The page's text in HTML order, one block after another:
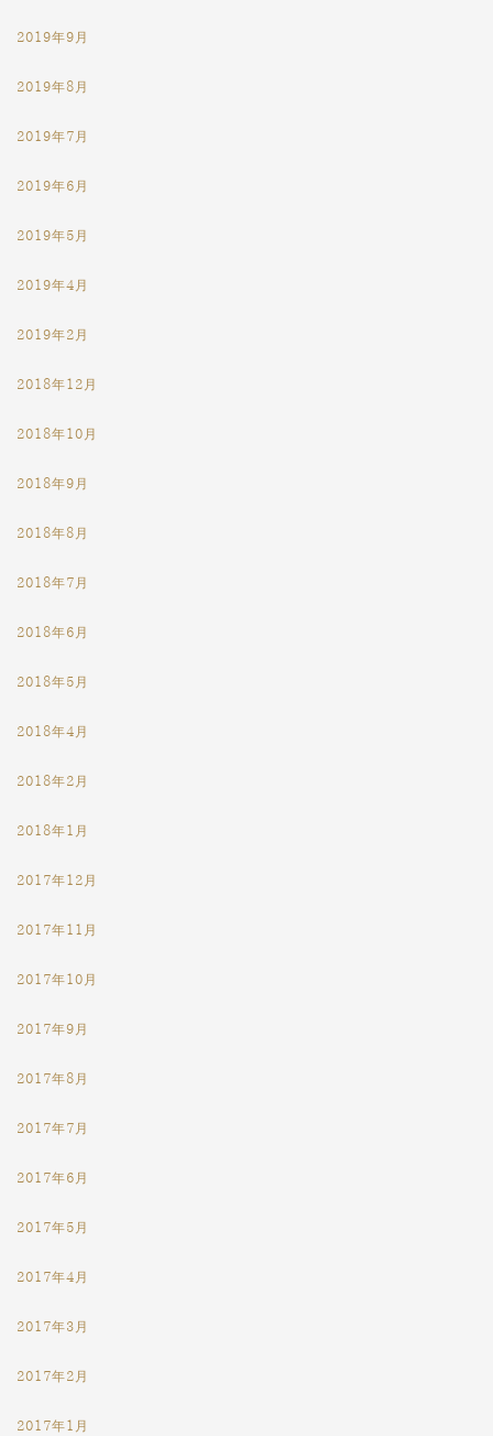
2019年9月
2019年8月
2019年7月
2019年6月
2019年5月
2019年4月
2019年2月
2018年12月
2018年10月
2018年9月
2018年8月
2018年7月
2018年6月
2018年5月
2018年4月
2018年2月
2018年1月
2017年12月
2017年11月
2017年10月
2017年9月
2017年8月
2017年7月
2017年6月
2017年5月
2017年4月
2017年3月
2017年2月
2017年1月